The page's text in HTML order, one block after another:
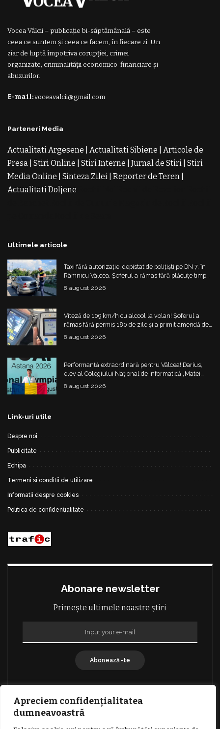
Apreciem confidențialitatea
dumneavoastră
Vocea Vâlcii – publicație bi-săptămânală – este
ceea ce suntem și ceea ce facem, în fiecare zi. Un
ziar de luptă împotriva corupției, crimei
organizate, criminalității economico-financiare și
abuzurilor.
E-mail:voceavalcii@gmail.com
Parteneri Media
Actualitati Argesene Actualitati Sibiene
Articole de
Presa Stiri Online Stiri Interne Jurnal de Stiri Stiri
Media Online
Sinteza Zilei Reporter de Teren
Actualitati Doljene
Ultimele articole
Taxi fără autorizație, depistat de polițiști pe DN 7, în
Râmnicu Vâlcea. Șoferul a rămas fără plăcuțe timp
de 6 luni
8 august 2026
Viteză de 109 km/h cu alcool la volan! Șoferul a
rămas fără permis 180 de zile și a primit amendă de
4.325 de lei
8 august 2026
Performanță extraordinară pentru Vâlcea! Darius,
elev al Colegiului Național de Informatică „Matei
Basarab”, a cucerit argintul la Olimpiada
Internațională de Inteligență Artificială
8 august 2026
Link-uri utile
Despre noi
Publicitate
Echipa
Termeni si conditii de utilizare
Informatii despre cookies
Politica de confidențialitate
Abonare newsletter
Primește ultimele noastre știri
Abonează-te